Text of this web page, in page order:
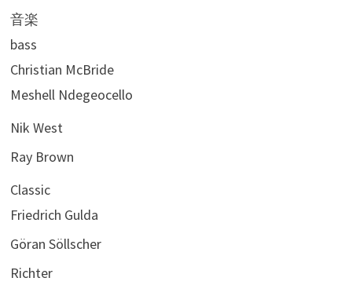
音楽
bass
Christian McBride
Meshell Ndegeocello
Nik West
Ray Brown
Classic
Friedrich Gulda
Göran Söllscher
Richter